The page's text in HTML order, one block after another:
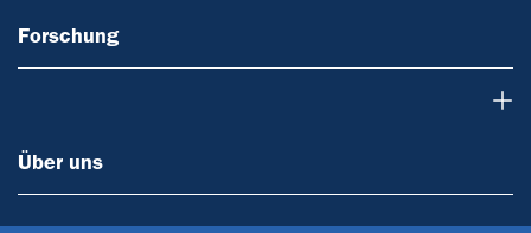
Forschung
Über uns